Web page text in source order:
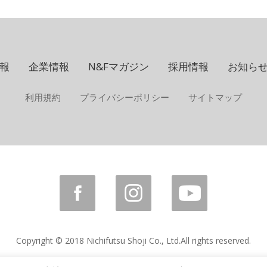
企業情報 N&Fマガジン 採用情報 お知ら
利用規約 プライバシーポリシー サイトマップ
Copyright © 2018 Nichifutsu Shoji Co., Ltd.All rights reserved.